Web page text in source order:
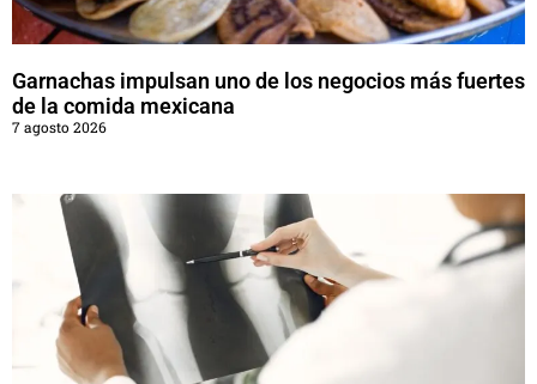
Garnachas impulsan uno de los negocios más fuertes
de la comida mexicana
7 agosto 2026